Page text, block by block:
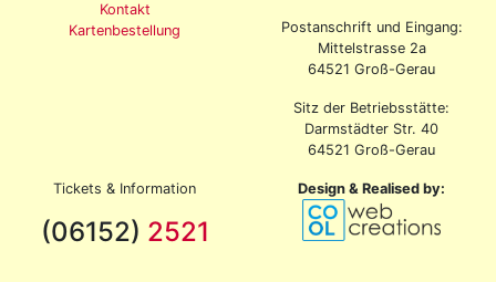
Kontakt
Kartenbestellung
Postanschrift und Eingang:
Mittelstrasse 2a
64521 Groß-Gerau
Sitz der Betriebsstätte:
Darmstädter Str. 40
64521 Groß-Gerau
Tickets & Information
(06152) 2521
Design & Realised by: